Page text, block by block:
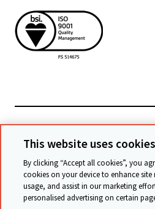
Powiązane
© Cambridge University
This website uses cookies
By clicking “Accept all cookies”, you
cookies on your device to enhance
usage, and assist in our marketing
personalised advertising on certain